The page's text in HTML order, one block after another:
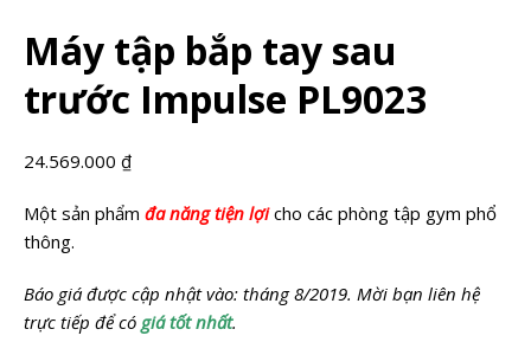
Máy tập bắp tay sau
trước Impulse PL9023
24.569.000 ₫
Một sản phẩm đa năng tiện lợicho các phòng tập gym phổ
thông.
Báo giá được cập nhật vào: tháng 8/2019. Mời bạn liên hệ
trực tiếp để có giá tốt nhất.